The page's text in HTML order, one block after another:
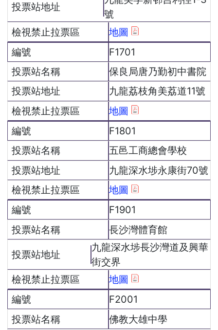
號
地圖
F1701
保良局唐乃勤初中書院
九龍荔枝角美荔道11號
地圖
F1801
五邑工商總會學校
九龍深水埗永康街70號
地圖
F1901
長沙灣體育館
九龍深水埗長沙灣道及興華
街交界
地圖
F2001
佛教大雄中學